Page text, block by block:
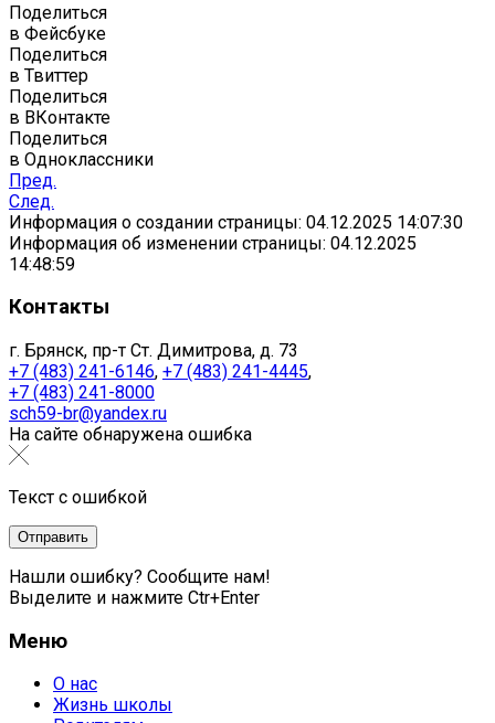
Поделиться
в Фейсбуке
Поделиться
в Твиттер
Поделиться
в ВКонтакте
Поделиться
в Одноклассники
Пред.
След.
Информация о создании страницы: 04.12.2025 14:07:30
Информация об изменении страницы: 04.12.2025
14:48:59
Контакты
г. Брянск, пр-т Ст. Димитрова, д. 73
+7 (483) 241-6146, +7 (483) 241-4445,
+7 (483) 241-8000
sch59-br@yandex.ru
На сайте обнаружена ошибка
Текст с ошибкой
Нашли ошибку? Сообщите нам!
Выделите и нажмите Ctr+Enter
Меню
О нас
Жизнь школы